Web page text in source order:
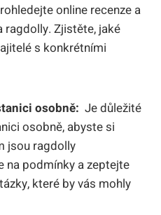
online ‍recenze a
ragdolly. ‌Zjistěte, ⁤jaké
s‍ konkrétními
‌osobně: ⁤ Je ​důležité
osobně, abyste si
jsou ragdolly⁤
na ​podmínky a‍ zeptejte
které by ⁤vás ‍mohly